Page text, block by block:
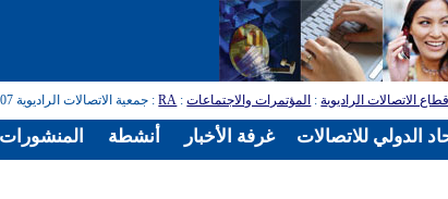
قطاع الاتصالات الراديوية: المؤتمرات والاجتماعات:
RA: جمعية الاتصالات الراديوية 2007 (RA-07)
المنشورات أنشطة غرفة الأخبار الدولي للاتصالات